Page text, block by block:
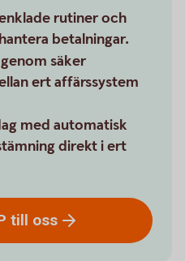
rutiner och
betalningar.
säker
ert affärssystem
med automatisk
direkt i ert
till oss